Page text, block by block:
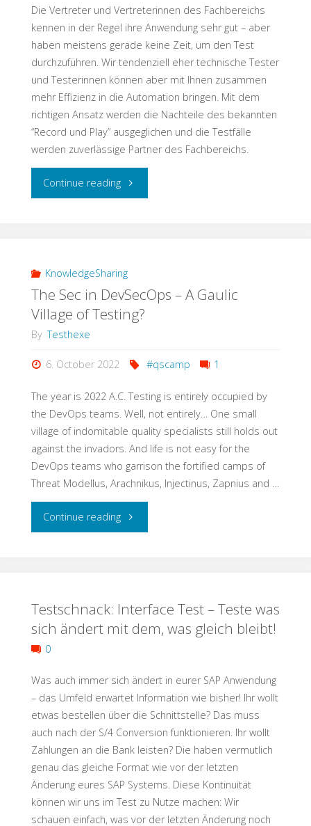
#Yellow
Way"
Die Vertreter und Vertreterinnen des Fachbereichs
kennen in der Regel ihre Anwendung sehr gut – aber
haben meistens gerade keine Zeit, um den Test
durchzuführen. Wir tendenziell eher technische Tester
und Testerinnen können aber mit Ihnen zusammen
mehr Effizienz in die Automation bringen. Mit dem
richtigen Ansatz werden die Nachteile des bekannten
“Record und Play” ausgeglichen und die Testfälle
werden zuverlässige Partner des Fachbereichs.
Continue reading"Testschnack:
und
der
Wie
können
wir
Tester
helfen,
dass
Hassliebe
eine
wird?"
KnowledgeSharing
The Sec in DevSecOps – A Gaulic
Village of Testing?
By Testhexe
6. October 2022 #qscamp 1
The year is 2022 A.C. Testing is entirely occupied by
the DevOps teams. Well, not entirely… One small
village of indomitable quality specialists still holds out
against the invadors. And life is not easy for the
DevOps teams who garrison the fortified camps of
Threat Modellus, Arachnikus, Injectinus, Zapnius and …
Continue reading"The
DevSecOps
–
Gaulic
Village
of
Testing?"
Testschnack: Interface Test – Teste was
sich ändert mit dem, was gleich bleibt!
0
Was auch immer sich ändert in eurer SAP Anwendung
– das Umfeld erwartet Information wie bisher! Ihr wollt
etwas bestellen über die Schnittstelle? Das muss
auch nach der S/4 Conversion funktionieren. Ihr wollt
Zahlungen an die Bank leisten? Die haben vermutlich
genau das gleiche Format wie vor der letzten
Änderung eures SAP Systems. Diese Kontinuität
können wir uns im Test zu Nutze machen: Wir
schauen einfach, was vor der letzten Änderung noch